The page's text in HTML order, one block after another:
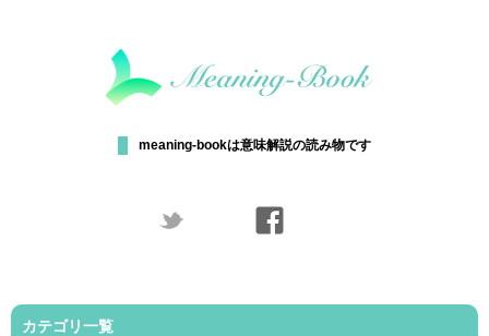
meaning-bookは意味解説の読み物です
カテゴリ一覧